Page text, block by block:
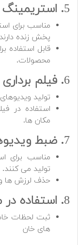
5
.
مناسب برای
پخش زنده
قابل استفاده
محصولات.
6. فیلم
تولید
استفاده در
مکان ها.
7. ضبط
مناسب برای
تولید می کنند.
حذف لرزش ها و
8. استفاده
ثبت لحظات
های خان